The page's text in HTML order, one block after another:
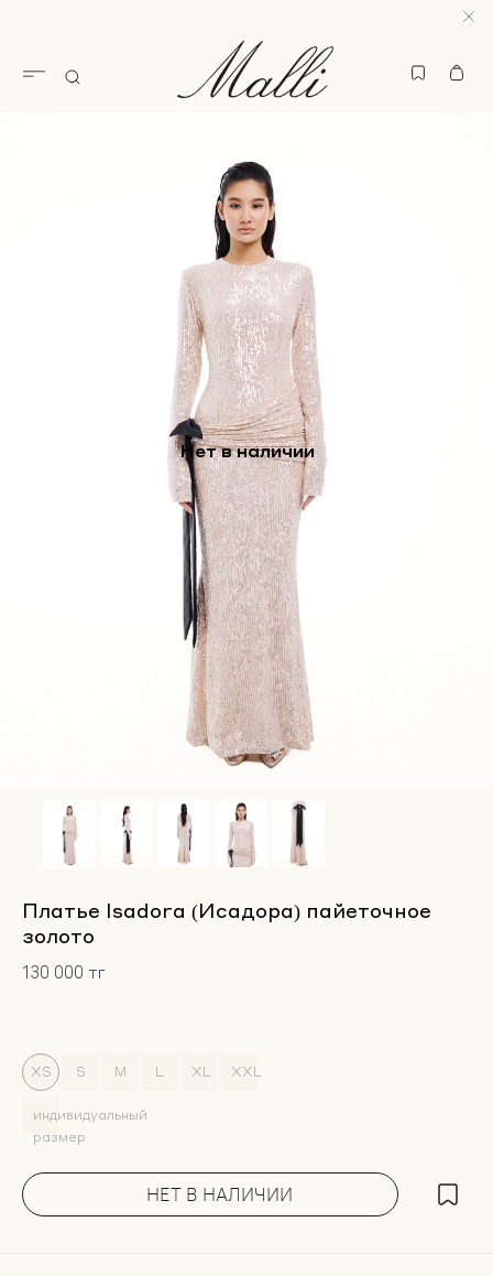
Нет в наличии
Платье Isadora (Исадора) пайеточное
золото
130 000 тг
XS S M L XL ХХL
индивидуальный
размер
НЕТ В НАЛИЧИИ